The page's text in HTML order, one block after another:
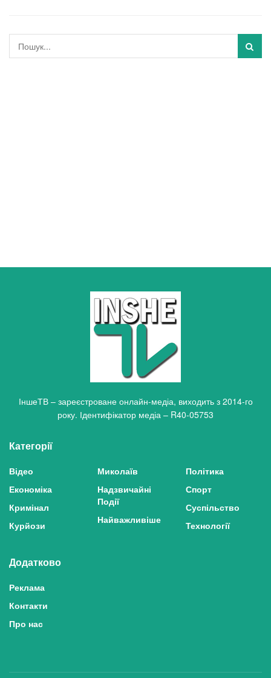
ІншеТВ – зареєстроване онлайн-медіа, виходить з 2014-го
року. Ідентифікатор медіа – R40-05753
Категорії
Відео
Економіка
Кримінал
Курйози
Миколаїв
Надзвичайні
Події
Найважливіше
Політика
Спорт
Суспільство
Технології
Додатково
Реклама
Контакти
Про нас